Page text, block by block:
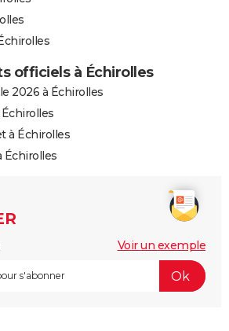
officiels à Échirolles
2026 à Échirolles
à Échirolles
Échirolles
Voir un exemple